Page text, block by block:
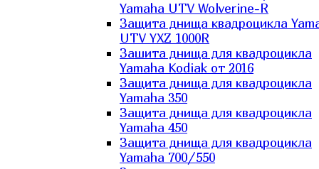
Yamaha UTV Wolverine-R
Защита днища квадроцикла
UTV YXZ 1000R
Зашита днища для квадроцикла
Yamaha Kodiak от 2016
Защита днища для квадроцикла
Yamaha 350
Защита днища для квадроцикла
Yamaha 450
Защита днища для квадроцикла
Yamaha 700/550